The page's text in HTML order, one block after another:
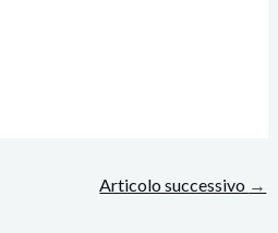
Articolo successivo →